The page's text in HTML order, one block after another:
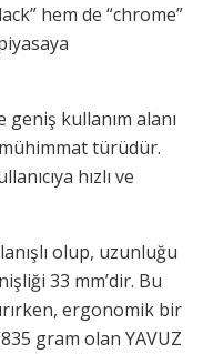
hem de “chrome”
kullanım alanı
türüdür.
hızlı ve
olup, uzunluğu
33 mm’dir. Bu
ergonomik bir
gram olan YAVUZ